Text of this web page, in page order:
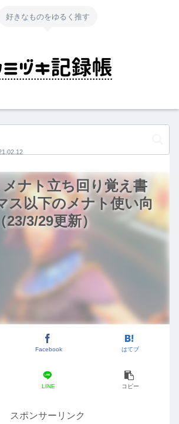
好きなものをゆるく推す
ナト立ち回り覚え書
ス以下のメナト使い向
3/29更新）
Facebook はてブ
LINE コピー
スポンサーリンク